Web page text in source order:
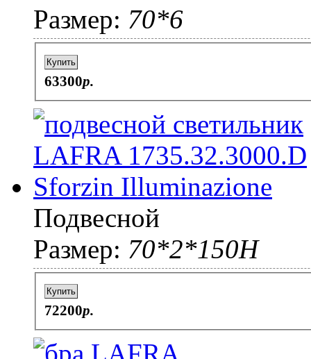
Размер: 70*6
Купить
63300p.
Подвесной
Размер: 70*2*150H
Купить
72200p.